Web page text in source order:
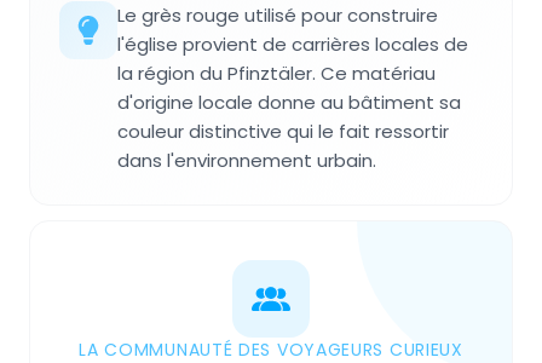
Le grès rouge utilisé pour construire
l'église provient de carrières locales de
la région du Pfinztäler. Ce matériau
d'origine locale donne au bâtiment sa
couleur distinctive qui le fait ressortir
dans l'environnement urbain.
LA COMMUNAUTÉ DES VOYAGEURS CURIEUX